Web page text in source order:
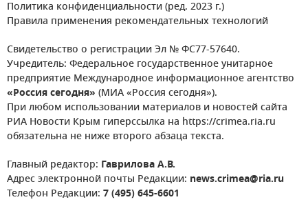
Политика конфиденциальности (ред. 2023 г.)
Правила применения рекомендательных технологий
Свидетельство о регистрации Эл № ФС77-57640.
Учредитель: Федеральное государственное унитарное
предприятие Международное информационное агентство
«Россия сегодня» (МИА «Россия сегодня»).
При любом использовании материалов и новостей сайта
РИА Новости Крым гиперссылка на https://crimea.ria.ru
обязательна не ниже второго абзаца текста.
Главный редактор: Гаврилова А.В.
Адрес электронной почты Редакции: news.crimea@ria.ru
Телефон Редакции: 7 (495) 645-6601